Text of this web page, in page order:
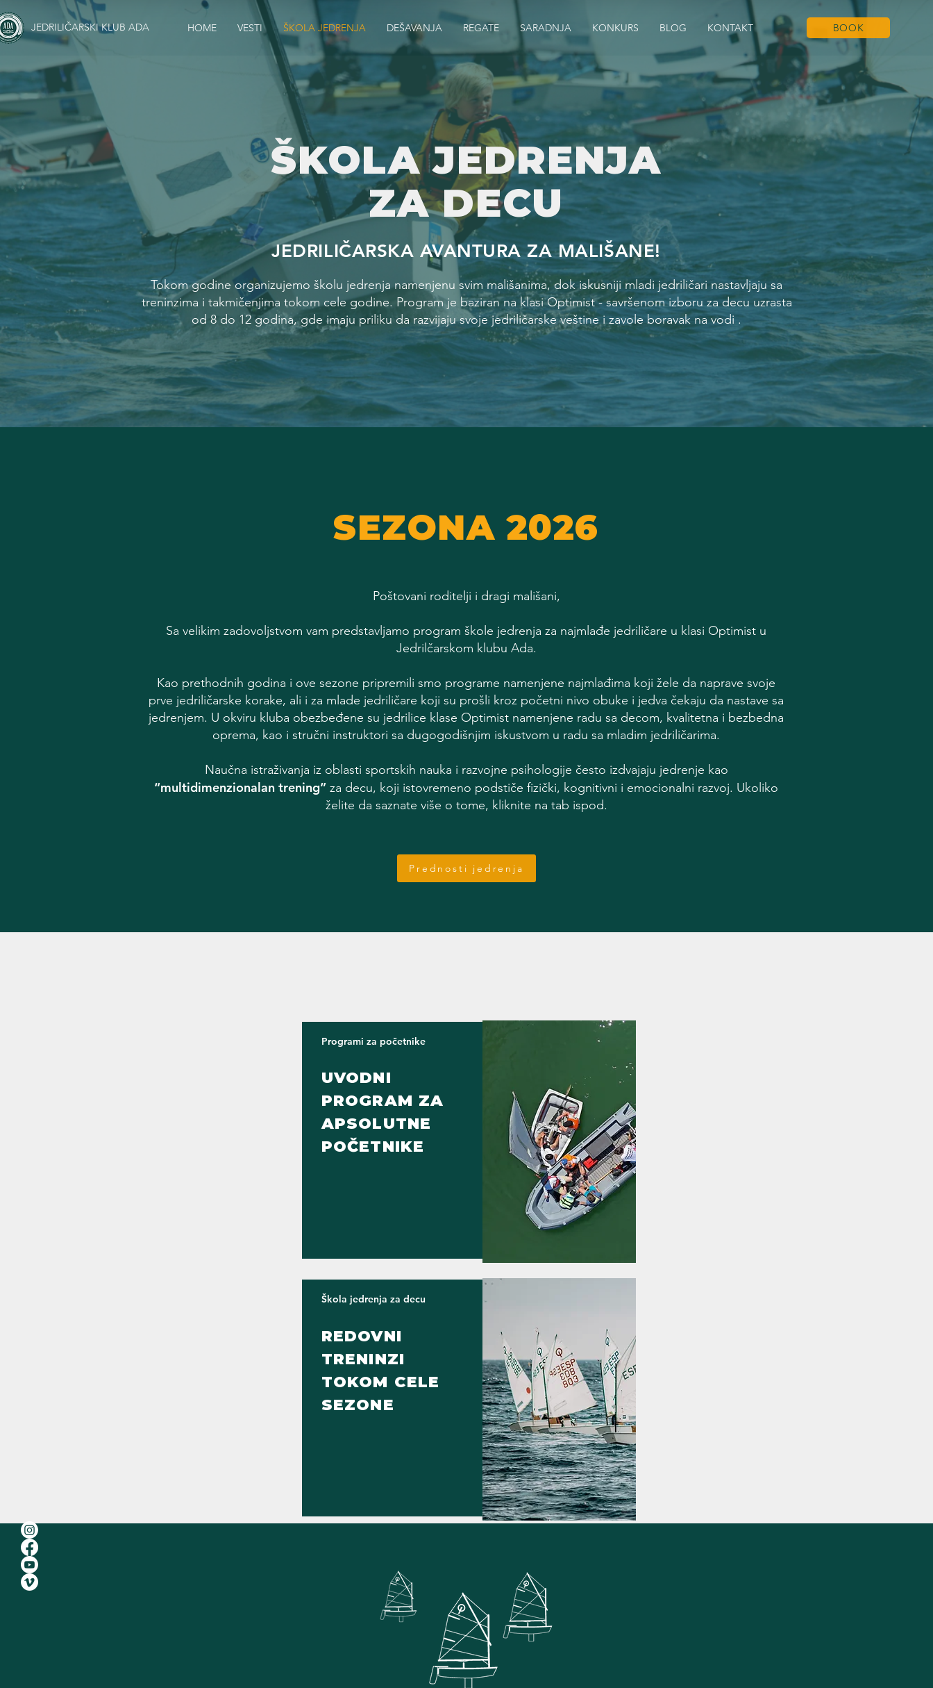
JEDRILIČARSKI KLUB ADA HOME VESTI ŠKOLA JEDRENJA DEŠAVANJA REGATE SARADNJA KONKURS BLOG KONTAKT BOOK
ŠKOLA JEDRENJA
ZA DECU
JEDRILIČARSKA AVANTURA ZA MALIŠANE!
Tokom godine organizujemo školu jedrenja namenjenu svim mališanima, dok iskusniji mladi jedriličari nastavljaju sa
treninzima i takmičenjima tokom cele godine. Program je baziran na klasi Optimist - savršenom izboru za decu uzrasta
od 8 do 12 godina, gde imaju priliku da razvijaju svoje jedriličarske veštine i zavole boravak na vodi .
SEZONA 2026
Poštovani roditelji i dragi mališani,
Sa velikim zadovoljstvom vam predstavljamo program škole jedrenja za najmlađe jedriličare u klasi Optimist u
Jedrilčarskom klubu Ada.
Kao prethodnih godina i ove sezone pripremili smo programe namenjene najmlađima koji žele da naprave svoje
prve jedriličarske korake, ali i za mlade jedriličare koji su prošli kroz početni nivo obuke i jedva čekaju da nastave sa
jedrenjem. U okviru kluba obezbeđene su jedrilice klase Optimist namenjene radu sa decom, kvalitetna i bezbedna
oprema, kao i stručni instruktori sa dugogodišnjim iskustvom u radu sa mladim jedriličarima.
Naučna istraživanja iz oblasti sportskih nauka i razvojne psihologije često izdvajaju jedrenje kao
“multidimenzionalan trening” za decu, koji istovremeno podstiče fizički, kognitivni i emocionalni razvoj. Ukoliko
želite da saznate više o tome, kliknite na tab ispod.
Prednosti jedrenja
Programi za početnike
UVODNI
PROGRAM ZA
APSOLUTNE
POČETNIKE
Škola jedrenja za decu
REDOVNI
TRENINZI
TOKOM CELE
SEZONE